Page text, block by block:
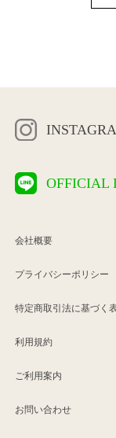
OFFICIAL
会社概要
プライバシーポリシー
特定商取引法に基づく
利用規約
ご利用案内
お問い合わせ